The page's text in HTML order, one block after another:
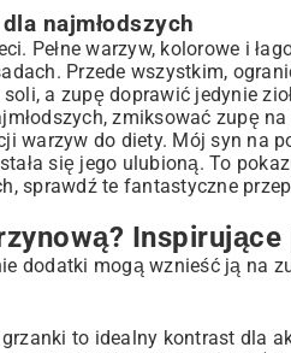
najmłodszych
Pełne warzyw, kolorowe i
Przede wszystkim,
a zupę doprawić jedynie
zmiksować zupę
warzyw do diety. Mój syn na
się jego ulubioną. To
sprawdź te fantastyczne
Inspirujące
dodatki mogą wznieść ją na
to idealny kontrast dla